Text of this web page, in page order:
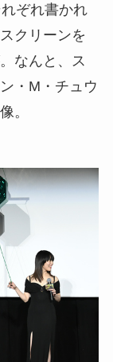
ぞれ書かれ
クリーンを
なんと、ス
・M・チュウ
。